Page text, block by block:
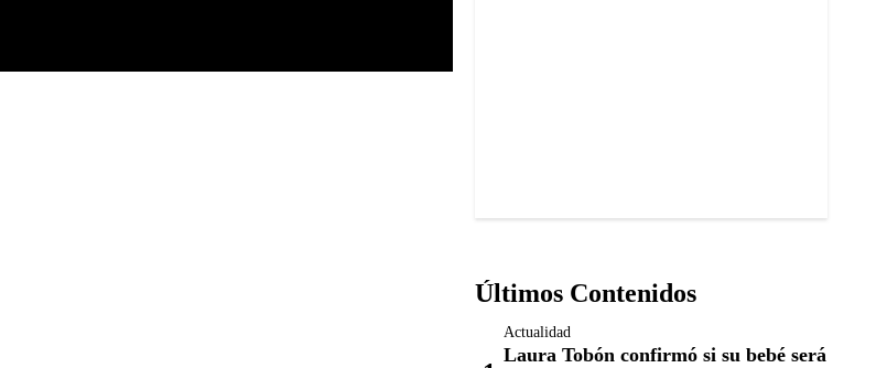
Últimos Contenidos
Actualidad
Laura Tobón confirmó si su bebé será